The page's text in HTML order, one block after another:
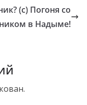
(с) Погоня со
в Надыме!